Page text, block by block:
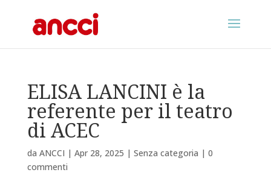
ELISA LANCINI è la
referente per il teatro
di ACEC
da ANCCI | Apr 28, 2025 | Senza categoria | 0
commenti